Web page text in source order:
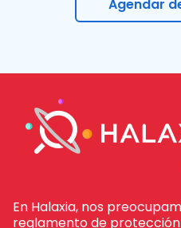
Agendar
En Halaxia, nos
reglamento de